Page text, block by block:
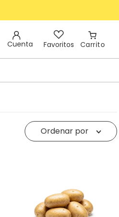
Cuenta Favoritos
Ordenar por